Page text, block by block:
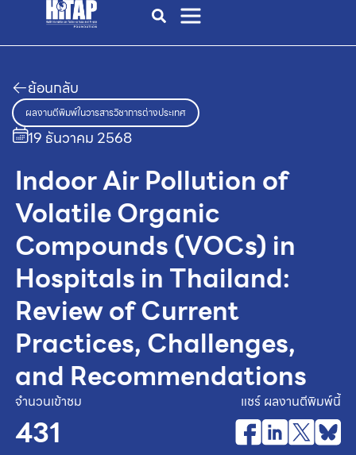
ย้อนกลับ
ผลงานตีพิมพ์ในวารสารวิชาการต่างประเทศ
19 ธันวาคม 2568
Indoor Air Pollution of
Volatile Organic
Compounds (VOCs) in
Hospitals in Thailand:
Review of Current
Practices, Challenges,
and Recommendations
จำนวนเข้าชม
431
แชร์ ผลงานตีพิมพ์นี้